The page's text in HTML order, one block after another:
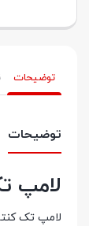
توضیحات
توضیحات
لامپ
لامپ تک